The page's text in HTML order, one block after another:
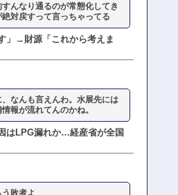
んなり通るのが常態化してき
対戻すって言っちゃってる
」→財源「これから考えま
なんも言えんわ。水展先には
報が流れてんのかね。
はLPG漏れか…経産省が全国
敗者よ